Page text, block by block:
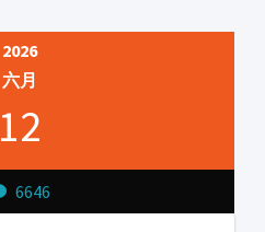
2026
六月
12
6646